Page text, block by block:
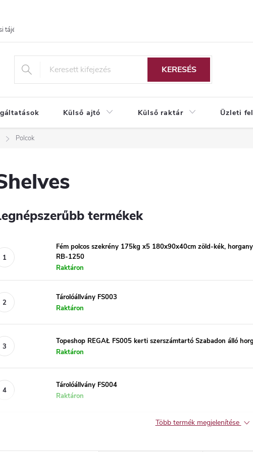
tájékoztató
KERESÉS
Külső ajtó Külső raktár Üzleti
Polcok
termékek
Fém polcos szekrény 175kg x5 180x90x40cm zöld-kék,
RB-1250
Raktáron
Tárolóállvány FS003
Raktáron
Topeshop REGAŁ FS005 kerti szerszámtartó Szabadon álló
Raktáron
Tárolóállvány FS004
Raktáron
Több termék megjelenítése